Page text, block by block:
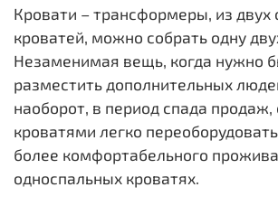
Кровати – трансформеры, из двух
кроватей, можно собрать одну
Незаменимая вещь, когда нужно
разместить дополнительных
наоборот, в период спада продаж,
кроватями легко
более комфортабельного
односпальных кроватях.